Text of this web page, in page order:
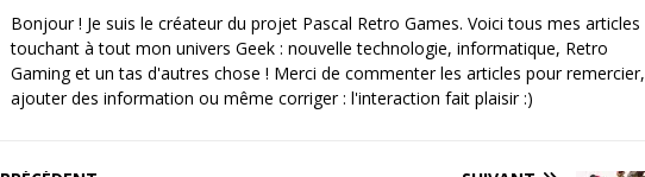
Bonjour ! Je suis le créateur du projet Pascal Retro Games. Voici tous mes articles
touchant à tout mon univers Geek : nouvelle technologie, informatique, Retro
Gaming et un tas d'autres chose ! Merci de commenter les articles pour remercier,
ajouter des information ou même corriger : l'interaction fait plaisir :)